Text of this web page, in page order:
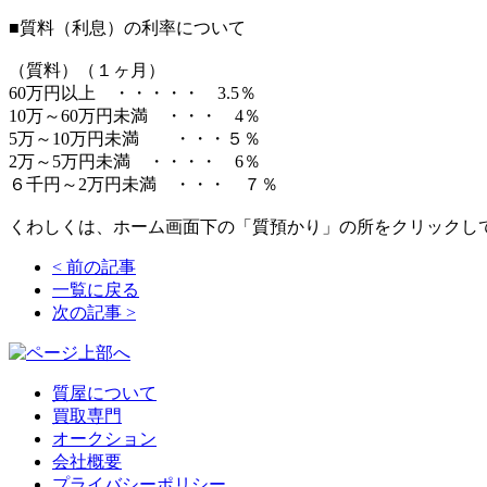
■質料（利息）の利率について
（質料）（１ヶ月）
60万円以上 ・・・・・ 3.5％
10万～60万円未満 ・・・ 4％
5万～10万円未満 ・・・５％
2万～5万円未満 ・・・・ 6％
６千円～2万円未満 ・・・ ７％
くわしくは、ホーム画面下の「質預かり」の所をクリックし
< 前の記事
一覧に戻る
次の記事 >
質屋について
買取専門
オークション
会社概要